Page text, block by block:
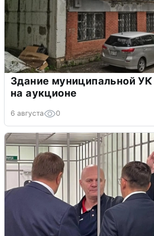
Здание муниципальной
на аукционе
6 августа 0